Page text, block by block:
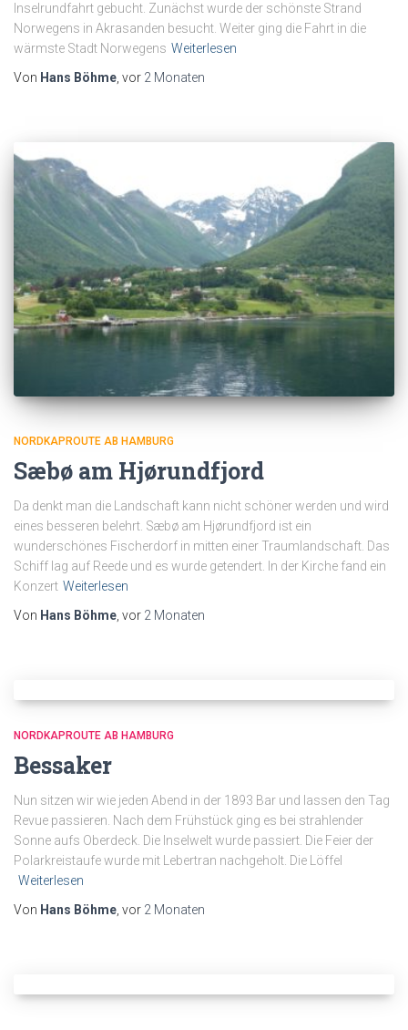
Inselrundfahrt gebucht. Zunächst wurde der schönste Strand
Norwegens in Akrasanden besucht. Weiter ging die Fahrt in die
wärmste Stadt Norwegens Weiterlesen
Von Hans Böhme, vor 2 Monaten
NORDKAPROUTE AB HAMBURG
Sæbø am Hjørundfjord
Da denkt man die Landschaft kann nicht schöner werden und wird
eines besseren belehrt. Sæbø am Hjørundfjord ist ein
wunderschönes Fischerdorf in mitten einer Traumlandschaft. Das
Schiff lag auf Reede und es wurde getendert. In der Kirche fand ein
Konzert Weiterlesen
Von Hans Böhme, vor 2 Monaten
NORDKAPROUTE AB HAMBURG
Bessaker
Nun sitzen wir wie jeden Abend in der 1893 Bar und lassen den Tag
Revue passieren. Nach dem Frühstück ging es bei strahlender
Sonne aufs Oberdeck. Die Inselwelt wurde passiert. Die Feier der
Polarkreistaufe wurde mit Lebertran nachgeholt. Die Löffel
Weiterlesen
Von Hans Böhme, vor 2 Monaten